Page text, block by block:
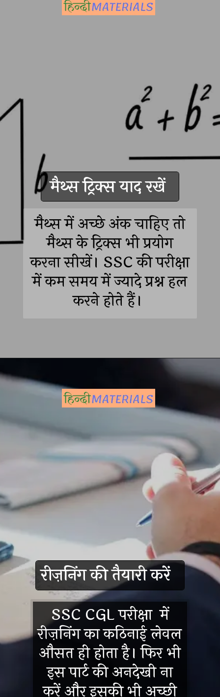
मैथ्स ट्रिक्स याद रखें
मैथ्स में अच्छे अंक चाहिए तो
मैथ्स के ट्रिक्स भी प्रयोग
करना सीखें। SSC की परीक्षा
में कम समय में ज्यादे प्रश्न हल
करने होते हैं।
रीज़निंग की तैयारी करें
SSC CGL परीक्षा में
रीज़निंग का कठिनाई लेवल
औसत ही होता है। फिर भी
इस पार्ट की अनदेखी ना
करें और इसकी भी अच्छी